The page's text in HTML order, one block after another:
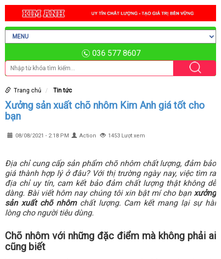
036 577 8607
Trang chủ Tin tức
Xưởng sản xuất chõ nhôm Kim Anh giá tốt cho
bạn
08/08/2021 - 2:18 PM Action 1453 Lượt xem
Địa chỉ cung cấp sản phẩm chõ nhôm chất lượng, đảm bảo
giá thành hợp lý ở đâu? Với thị trường ngày nay, việc tìm ra
địa chỉ uy tín, cam kết bảo đảm chất lượng thật không dễ
dàng. Bài viết hôm nay chúng tôi xin bật mí cho bạn xưởng
sản xuất chõ nhômchất lượng. Cam kết mang lại sự hài
lòng cho người tiêu dùng.
Chõ nhôm với những đặc điểm mà không phải ai
cũng biết